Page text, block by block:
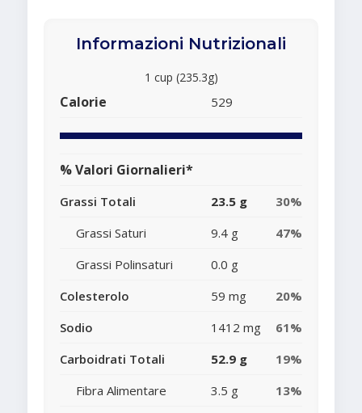
Informazioni Nutrizionali
1 cup (235.3g)
Calorie 529
% Valori Giornalieri*
Grassi Totali 23.5 g
30%
Grassi Saturi
9.4 g
47%
Grassi Polinsaturi
0.0 g
Colesterolo
59 mg
20%
Sodio
1412 mg
61%
Carboidrati Totali
52.9 g
19%
Fibra Alimentare
3.5 g
13%